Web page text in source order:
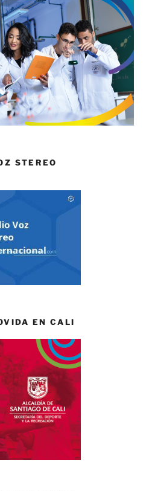
STEREO
EN CALI